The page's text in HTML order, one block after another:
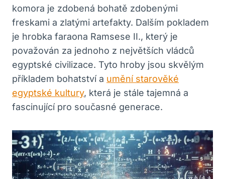
komora je zdobená bohatě zdobenými
freskami a zlatými artefakty. Dalším pokladem
je hrobka faraona Ramsese II., který je
považován za jednoho z největších vládců
egyptské civilizace. Tyto hroby jsou skvělým
příkladem bohatství a umění starověké
egyptské kultury, která je stále tajemná a
fascinující pro současné generace.